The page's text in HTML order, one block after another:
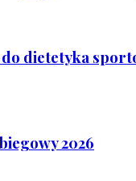
dietetyka
2026